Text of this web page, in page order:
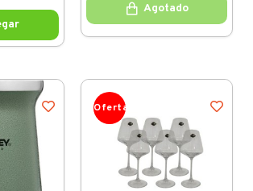
Agotado
Oferta